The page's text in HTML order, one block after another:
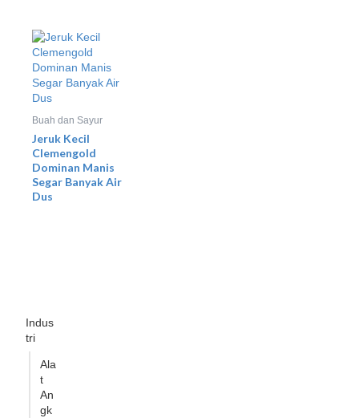
Indus
tri
Ala
t
An
gk
Buah dan Sayur
Jeruk Kecil
Clemengold
Dominan Manis
Segar Banyak Air
Dus